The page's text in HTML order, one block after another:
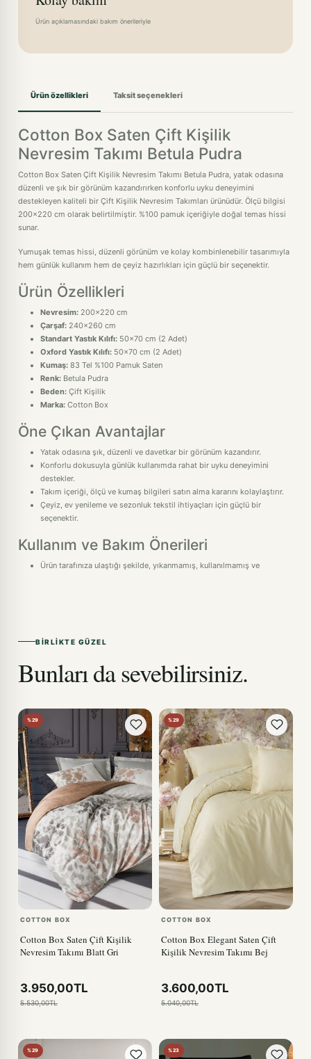
Ürün açıklamasındaki bakım önerileriyle
Ürün özellikleri Taksit seçenekleri
Cotton Box Saten Çift Kişilik
Nevresim Takımı Betula Pudra
Cotton Box Saten Çift Kişilik Nevresim Takımı Betula Pudra, yatak odasına
düzenli ve şık bir görünüm kazandırırken konforlu uyku deneyimini
destekleyen kaliteli bir Çift Kişilik Nevresim Takımları ürünüdür. Ölçü bilgisi
200x220 cm olarak belirtilmiştir. %100 pamuk içeriğiyle doğal temas hissi
sunar.
Yumuşak temas hissi, düzenli görünüm ve kolay kombinlenebilir tasarımıyla
hem günlük kullanım hem de çeyiz hazırlıkları için güçlü bir seçenektir.
Ürün Özellikleri
Nevresim: 200x220 cm
Çarşaf: 240x260 cm
Standart Yastık Kılıfı: 50x70 cm (2 Adet)
Oxford Yastık Kılıfı: 50x70 cm (2 Adet)
Kumaş: 83 Tel %100 Pamuk Saten
Renk: Betula Pudra
Beden: Çift Kişilik
Marka: Cotton Box
Öne Çıkan Avantajlar
Yatak odasına şık, düzenli ve davetkar bir görünüm kazandırır.
Konforlu dokusuyla günlük kullanımda rahat bir uyku deneyimini
destekler.
Takım içeriği, ölçü ve kumaş bilgileri satın alma kararını kolaylaştırır.
Çeyiz, ev yenileme ve sezonluk tekstil ihtiyaçları için güçlü bir
seçenektir.
Kullanım ve Bakım Önerileri
Ürün tarafınıza ulaştığı şekilde, yıkanmamış, kullanılmamış ve
BIRLIKTE GÜZEL
Bunları da sevebilirsiniz.
%29
COTTON BOX
Cotton Box Saten Çift Kişilik
Nevresim Takımı Blatt Gri
3.950,00TL
5.530,00TL
%29
COTTON BOX
Cotton Box Elegant Saten Çift
Kişilik Nevresim Takımı Bej
3.600,00TL
5.040,00TL
%29 %23